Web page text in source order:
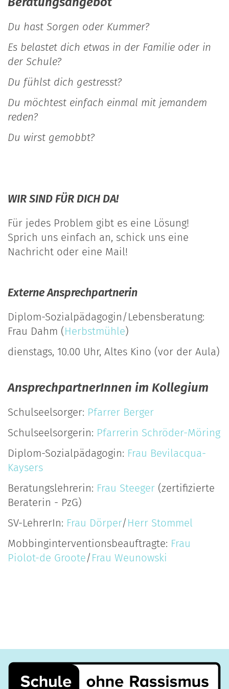
Du hast Sorgen oder Kummer?
Es belastet dich etwas in der Familie oder in
der Schule?
Du fühlst dich gestresst?
Du möchtest einfach einmal mit jemandem
reden?
Du wirst gemobbt?
WIR SIND FÜR DICH DA!
Für jedes Problem gibt es eine Lösung!
Sprich uns einfach an, schick uns eine
Nachricht oder eine Mail!
Externe Ansprechpartnerin
Diplom-Sozialpädagogin/Lebensberatung:
Frau Dahm (Herbstmühle)
dienstags, 10.00 Uhr, Altes Kino (vor der Aula)
AnsprechpartnerInnen im Kollegium
Schulseelsorger: Pfarrer Berger
Schulseelsorgerin: Pfarrerin Schröder-Möring
Diplom-Sozialpädagogin: Frau Bevilacqua-
Kaysers
Beratungslehrerin: Frau Steeger (zertifizierte
Beraterin - PzG)
SV-LehrerIn: Frau Dörper/ Herr Stommel
Mobbinginterventionsbeauftragte: Frau
Piolot-de Groote/ Frau Weunowski